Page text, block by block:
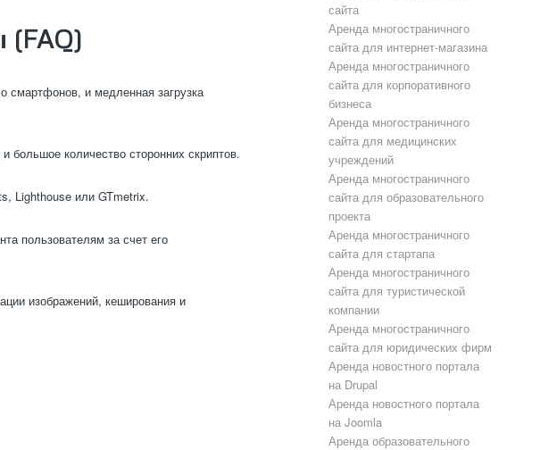
(FAQ)
смартфонов, и медленная загрузка
большое количество сторонних скриптов.
Lighthouse или GTmetrix.
пользователям за счет его
изображений, кеширования и
сайта
Аренда многостраничного
сайта для интернет-магазина
Аренда многостраничного
сайта для корпоративного
бизнеса
Аренда многостраничного
сайта для медицинских
учреждений
Аренда многостраничного
сайта для образовательного
проекта
Аренда многостраничного
сайта для стартапа
Аренда многостраничного
сайта для туристической
компании
Аренда многостраничного
сайта для юридических фирм
Аренда новостного портала
на Drupal
Аренда новостного портала
на Joomla
Аренда образовательного